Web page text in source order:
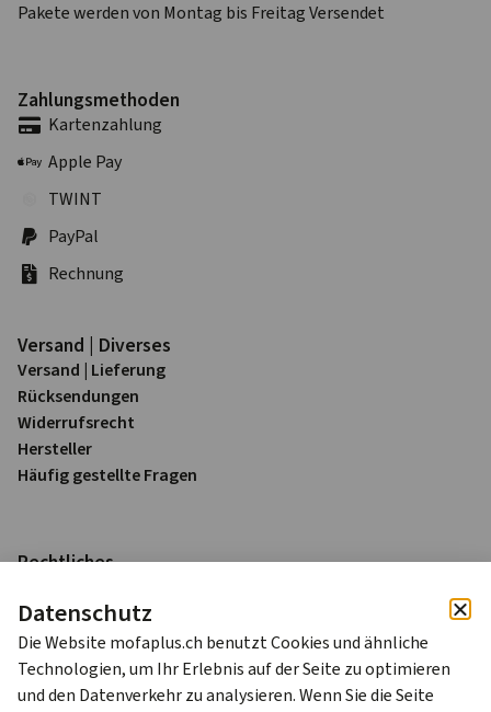
Pakete werden von Montag bis Freitag Versendet
Zahlungs­methoden
Karten­zahlung
Apple Pay
TWINT
PayPal
Rechnung
Versand | Diverses
Versand | Lieferung
Rück­sendungen
Widerrufs­recht
Hersteller
Häufig gestellte Fragen
Rechtliches
Datenschutz
AGB
Alle Preise sind in Schweizer Franken (CHF) inkl. 8.1% MWST
zzgl. Versandkosten.
Datenschutz
Die Website mofaplus.ch benutzt Cookies und ähnliche
Technologien, um Ihr Erlebnis auf der Seite zu optimieren
und den Datenverkehr zu analysieren. Wenn Sie die Seite